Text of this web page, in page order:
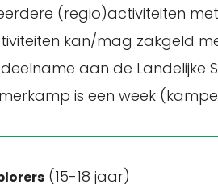
(regio)activiteiten
kan/mag zakgeld
aan de Landelijke
is een week
(15-18 jaar)